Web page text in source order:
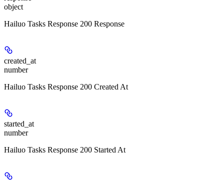
object
Hailuo Tasks Response 200 Response
created_at
number
Hailuo Tasks Response 200 Created At
started_at
number
Hailuo Tasks Response 200 Started At